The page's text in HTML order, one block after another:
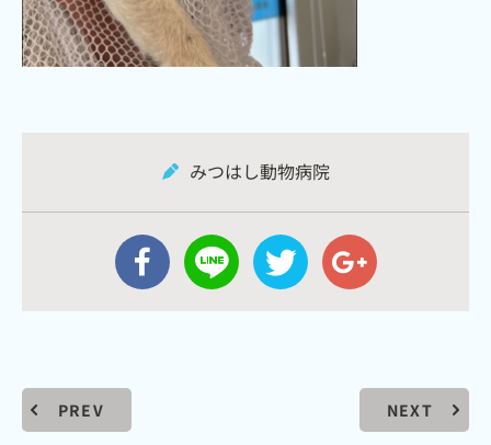
みつはし動物病院
PREV NEXT